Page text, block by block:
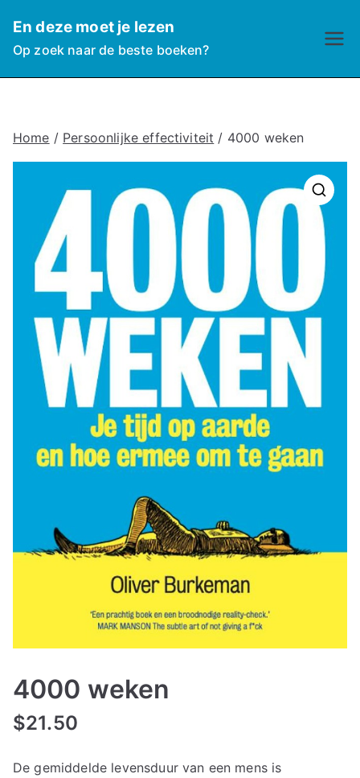
naar
de
inhoud
En deze moet je lezen
Op zoek naar de beste boeken?
Home / Persoonlijke effectiviteit / 4000 weken
4000 weken
$21.50
De gemiddelde levensduur van een mens is